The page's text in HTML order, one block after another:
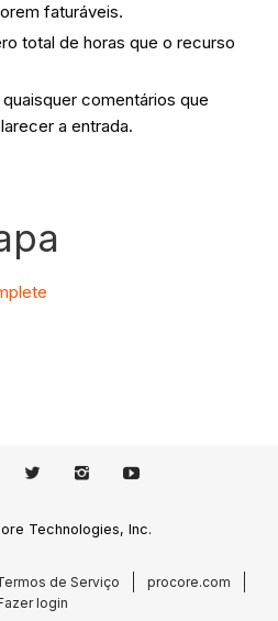
faturáveis.
total de horas que o recurso
quaisquer comentários que
a entrada.
Technologies, Inc.
de Serviço
procore.com
login